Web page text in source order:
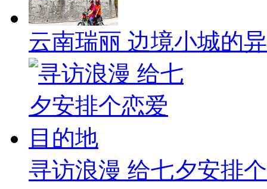
云南瑞丽 边境小城的
寻访浪漫 给七夕安排